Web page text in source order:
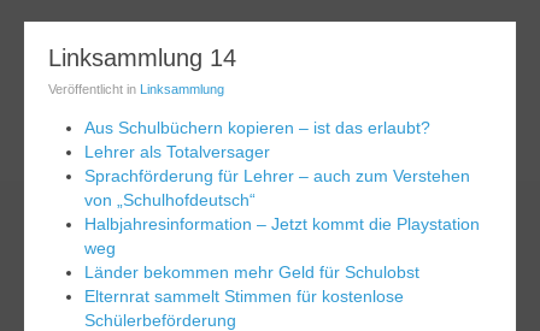
lesen
Linksammlung 14
Veröffentlicht in Linksammlung
Aus Schulbüchern kopieren – ist das erlaubt?
Lehrer als Totalversager
Sprachförderung für Lehrer – auch zum Verstehen
von „Schulhofdeutsch“
Halbjahresinformation – Jetzt kommt die Playstation
weg
Länder bekommen mehr Geld für Schulobst
Elternrat sammelt Stimmen für kostenlose
Schülerbeförderung